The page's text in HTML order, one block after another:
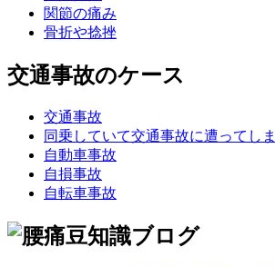
関節の痛み
骨折や捻挫
交通事故のケース
交通事故
同乗していて交通事故に遭ってし
自動車事故
自損事故
自転車事故